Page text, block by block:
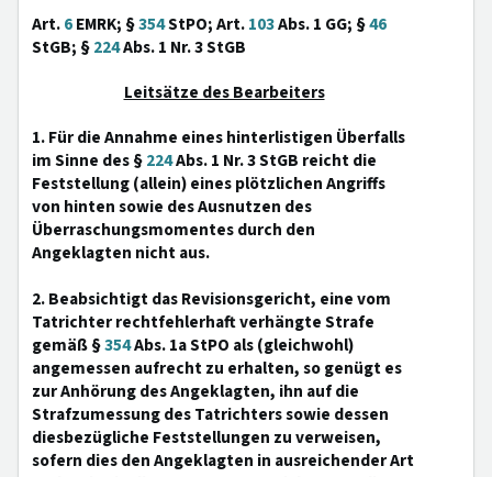
Art.6EMRK; §354StPO; Art.103Abs. 1 GG; §46
StGB; §224Abs. 1 Nr. 3 StGB
Leitsätze des Bearbeiters
1. Für die Annahme eines hinterlistigen Überfalls
im Sinne des §224Abs. 1 Nr. 3 StGB reicht die
Feststellung (allein) eines plötzlichen Angriffs
von hinten sowie des Ausnutzen des
Überraschungsmomentes durch den
Angeklagten nicht aus.
2. Beabsichtigt das Revisionsgericht, eine vom
Tatrichter rechtfehlerhaft verhängte Strafe
gemäß §354Abs. 1a StPO als (gleichwohl)
angemessen aufrecht zu erhalten, so genügt es
zur Anhörung des Angeklagten, ihn auf die
Strafzumessung des Tatrichters sowie dessen
diesbezügliche Feststellungen zu verweisen,
sofern dies den Angeklagten in ausreichender Art